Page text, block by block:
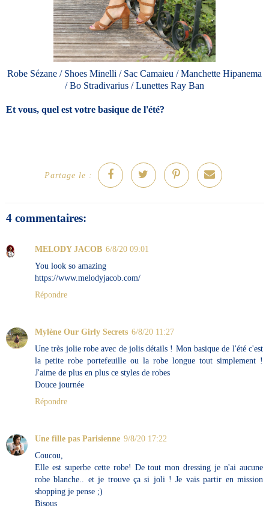
Robe Sézane / Shoes Minelli / Sac Camaieu / Manchette Hipanema
/ Bo Stradivarius / Lunettes Ray Ban
Et vous, quel est votre basique de l'été?
Partage le :
4 commentaires:
MELODY JACOB 6/8/20 09:01
You look so amazing
https://www.melodyjacob.com/
Répondre
Mylène Our Girly Secrets 6/8/20 11:27
Une très jolie robe avec de jolis détails ! Mon basique de l'été c'est
la petite robe portefeuille ou la robe longue tout simplement !
J'aime de plus en plus ce styles de robes
Douce journée
Répondre
Une fille pas Parisienne 9/8/20 17:22
Coucou,
Elle est superbe cette robe! De tout mon dressing je n'ai aucune
robe blanche.. et je trouve ça si joli ! Je vais partir en mission
shopping je pense ;)
Bisous